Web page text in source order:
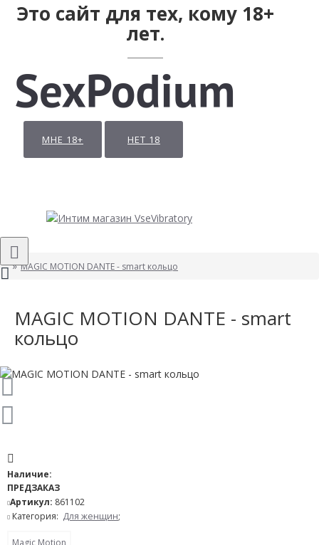
Это сайт для тех, кому 18+
лет.
МНЕ 18+ НЕТ 18
MAGIC MOTION DANTE - smart кольцо
MAGIC MOTION DANTE - smart
кольцо
Наличие:
ПРЕДЗАКАЗ
Артикул: 861102
Категория: Для женщин;